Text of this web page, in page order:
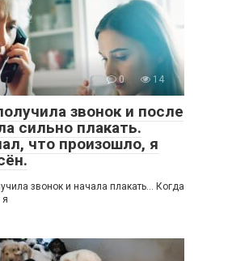
0 14
звонок и после
сильно плакать.
что произошло, я
звонок и начала плакать… Когда
я